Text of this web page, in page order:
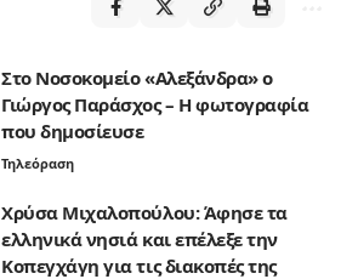
Στο Νοσοκομείο «Αλεξάνδρα» ο
Γιώργος Παράσχος – Η φωτογραφία
που δημοσίευσε
Τηλεόραση
Χρύσα Μιχαλοπούλου: Άφησε τα
ελληνικά νησιά και επέλεξε την
Κοπεγχάγη για τις διακοπές της